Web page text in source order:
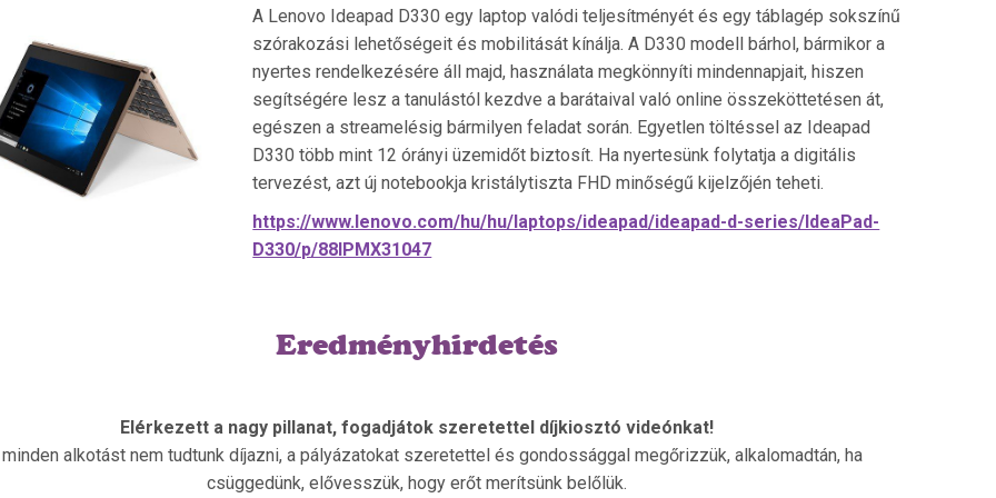
A Lenovo Ideapad D330 egy laptop valódi teljesítményét és egy táblagép sokszínű
szórakozási lehetőségeit és mobilitását kínálja. A D330 modell bárhol, bármikor a
nyertes rendelkezésére áll majd, használata megkönnyíti mindennapjait, hiszen
segítségére lesz a tanulástól kezdve a barátaival való online összeköttetésen át,
egészen a streamelésig bármilyen feladat során. Egyetlen töltéssel az Ideapad
D330 több mint 12 órányi üzemidőt biztosít. Ha nyertesünk folytatja a digitális
tervezést, azt új notebookja kristálytiszta FHD minőségű kijelzőjén teheti.
https://www.lenovo.com/hu/hu/laptops/ideapad/ideapad-d-series/IdeaPad-
D330/p/88IPMX31047
Eredményhirdetés
Elérkezett a nagy pillanat, fogadjátok szeretettel díjkiosztó videónkat!
alkotást nem tudtunk díjazni, a pályázatokat szeretettel és gondossággal megőrizzük, alkalomadtán, ha
csüggedünk, elővesszük, hogy erőt merítsünk belőlük.